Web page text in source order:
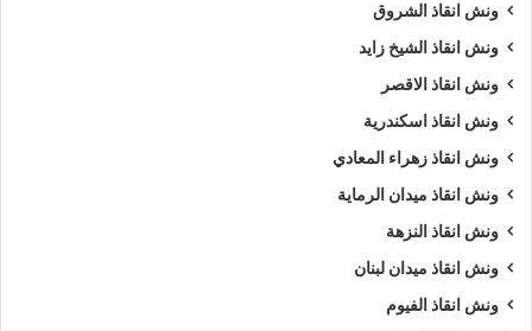
ونش انقاذ الشروق
ونش انقاذ الشيخ زايد
ونش انقاذ الاقصر
ونش انقاذ اسكندرية
ونش انقاذ زهراء المعادي
ونش انقاذ ميدان الرماية
ونش انقاذ النزهة
ونش انقاذ ميدان لبنان
ونش انقاذ الفيوم